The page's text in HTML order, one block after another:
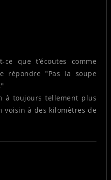
que t’écoutes comme
répondre "Pas la soupe
à toujours tellement plus
voisin à des kilomètres de